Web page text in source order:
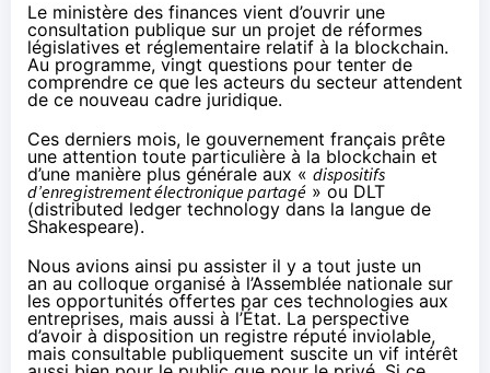
Le ministère des finances vient d’ouvrir une
consultation publique sur un projet de réformes
législatives et réglementaire relatif à la blockchain.
Au programme, vingt questions pour tenter de
comprendre ce que les acteurs du secteur attendent
de ce nouveau cadre juridique.
Ces derniers mois, le gouvernement français prête
une attention toute particulière à la blockchain et
d’une manière plus générale aux « dispositifs
d’enregistrement électronique partagé » ou DLT
(distributed ledger technology dans la langue de
Shakespeare).
Nous avions ainsi pu assister il y a tout juste un
an au colloque organisé à l’Assemblée nationale sur
les opportunités offertes par ces technologies aux
entreprises, mais aussi à l’État. La perspective
d’avoir à disposition un registre réputé inviolable,
mais consultable publiquement suscite un vif intérêt